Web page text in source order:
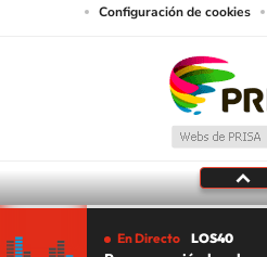
Configuración de cookies
En Directo LOS40